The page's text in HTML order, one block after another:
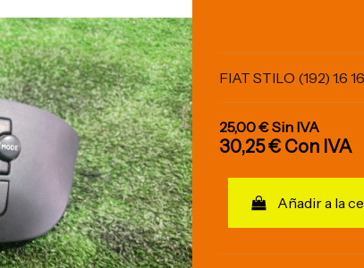
FIAT STILO (192) 1.6
25,00 €Sin IVA
30,25 € Con IVA
Añadir a la